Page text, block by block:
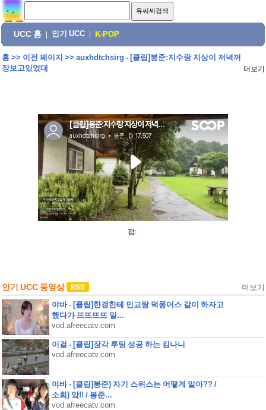
UCC 홈 인기 UCC K-POP
홈>> 이전 페이지 >> auxhdtchsirg - [클립]봉준:지수랑 지상이 저녁꺼
장보고있었대
더보기
펌:
인기 UCC 동영상 더보기
야바 - [클립]한갱한테 민교랑 덕몽어스 같이 하자고
했다가 뜨뜨뜨뜨 일...
vod.afreecatv.com
이걸 - [클립]장각 루팅 성공 하는 킴나니
vod.afreecatv.com
야바 - [클립]봉준) 자기 스위스는 어떻게 알아?? /
소희) 앜!! / 봉준...
vod.afreecatv.com